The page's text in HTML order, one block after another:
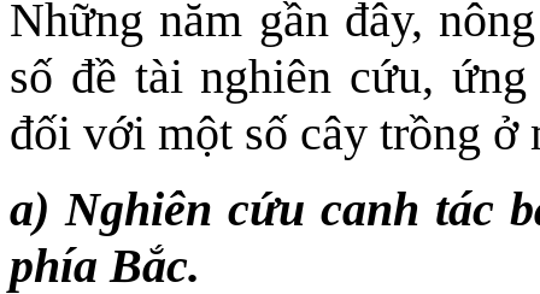
Những năm gần đây,
số đề tài nghiên cứu,
đối với một số cây trồng ở
a) Nghiên cứu canh tác
phía Bắc.